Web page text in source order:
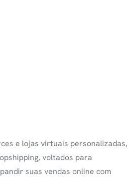
e lojas virtuais personalizadas,
voltados para
suas vendas online com